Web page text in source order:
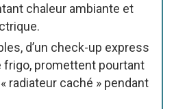
chaleur ambiante et
d’un check-up express
frigo, promettent pourtant
radiateur caché » pendant